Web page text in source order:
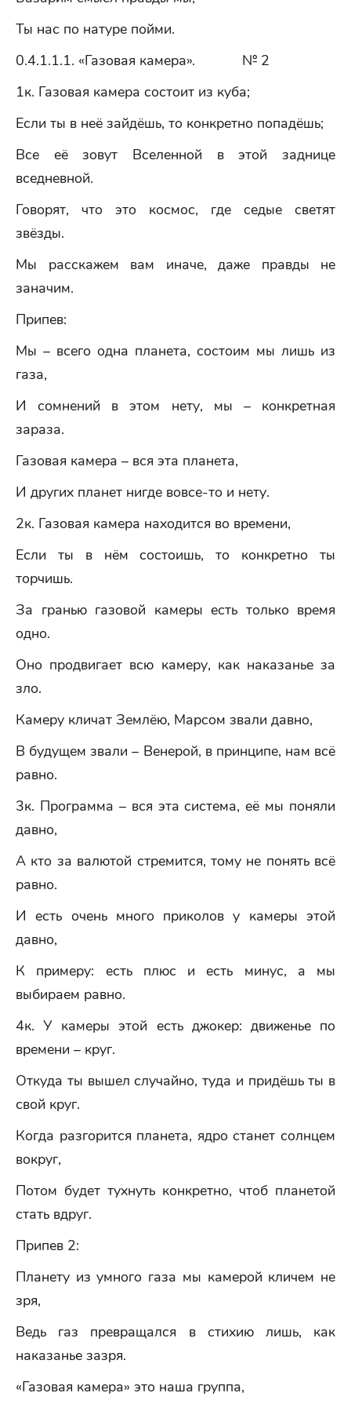
Ты нас по натуре пойми.
0.4.1.1.1. «Газовая камера». № 2
1к. Газовая камера состоит из куба;
Если ты в неё зайдёшь, то конкретно попадёшь;
Все её зовут Вселенной в этой заднице
вседневной.
Говорят, что это космос, где седые светят
звёзды.
Мы расскажем вам иначе, даже правды не
заначим.
Припев:
Мы – всего одна планета, состоим мы лишь из
газа,
И сомнений в этом нету, мы – конкретная
зараза.
Газовая камера – вся эта планета,
И других планет нигде вовсе-то и нету.
2к. Газовая камера находится во времени,
Если ты в нём состоишь, то конкретно ты
торчишь.
За гранью газовой камеры есть только время
одно.
Оно продвигает всю камеру, как наказанье за
зло.
Камеру кличат Землёю, Марсом звали давно,
В будущем звали – Венерой, в принципе, нам всё
равно.
3к. Программа – вся эта система, её мы поняли
давно,
А кто за валютой стремится, тому не понять всё
равно.
И есть очень много приколов у камеры этой
давно,
К примеру: есть плюс и есть минус, а мы
выбираем равно.
4к. У камеры этой есть джокер: движенье по
времени – круг.
Откуда ты вышел случайно, туда и придёшь ты в
свой круг.
Когда разгорится планета, ядро станет солнцем
вокруг,
Потом будет тухнуть конкретно, чтоб планетой
стать вдруг.
Припев 2:
Планету из умного газа мы камерой кличем не
зря,
Ведь газ превращался в стихию лишь, как
наказанье зазря.
«Газовая камера» это наша группа,